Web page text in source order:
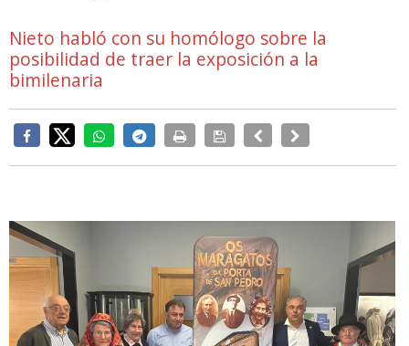
Nieto habló con su homólogo sobre la
posibilidad de traer la exposición a la
bimilenaria